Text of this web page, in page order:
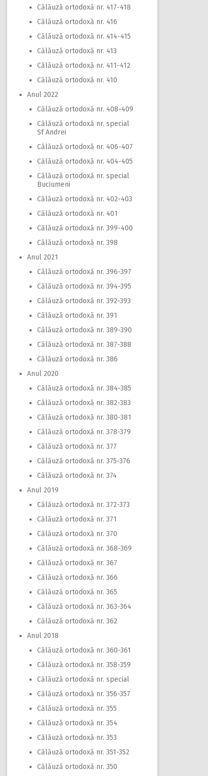
Călăuză ortodoxă nr. 417-418
Călăuză ortodoxă nr. 416
Călăuză ortodoxă nr. 414-415
Călăuză ortodoxă nr. 413
Călăuză ortodoxă nr. 411-412
Călăuză ortodoxă nr. 410
Anul 2022
Călăuză ortodoxă nr. 408-409
Călăuză ortodoxă nr. special
Sf Andrei
Călăuză ortodoxă nr. 406-407
Călăuză ortodoxă nr. 404-405
Călăuză ortodoxă nr. special
Buciumeni
Călăuză ortodoxă nr. 402-403
Călăuză ortodoxă nr. 401
Călăuză ortodoxă nr. 399-400
Călăuză ortodoxă nr. 398
Anul 2021
Călăuză ortodoxă nr. 396-397
Călăuză ortodoxă nr. 394-395
Călăuză ortodoxă nr. 392-393
Călăuză ortodoxă nr. 391
Călăuză ortodoxă nr. 389-390
Călăuză ortodoxă nr. 387-388
Călăuză ortodoxă nr. 386
Anul 2020
Călăuză ortodoxă nr. 384-385
Călăuză ortodoxă nr. 382-383
Călăuză ortodoxă nr. 380-381
Călăuză ortodoxă nr. 378-379
Călăuză ortodoxă nr. 377
Călăuză ortodoxă nr. 375-376
Călăuză ortodoxă nr. 374
Anul 2019
Călăuză ortodoxă nr. 372-373
Călăuză ortodoxă nr. 371
Călăuză ortodoxă nr. 370
Călăuză ortodoxă nr. 368-369
Călăuză ortodoxă nr. 367
Călăuză ortodoxă nr. 366
Călăuză ortodoxă nr. 365
Călăuză ortodoxă nr. 363-364
Călăuză ortodoxă nr. 362
Anul 2018
Călăuză ortodoxă nr. 360-361
Călăuză ortodoxă nr. 358-359
Călăuză ortodoxă nr. special
Călăuză ortodoxă nr. 356-357
Călăuză ortodoxă nr. 355
Călăuză ortodoxă nr. 354
Călăuză ortodoxă nr. 353
Călăuză ortodoxă nr. 351-352
Călăuză ortodoxă nr. 350